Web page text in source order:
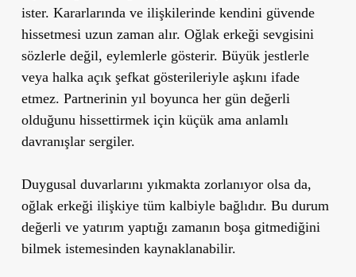
ister. Kararlarında ve ilişkilerinde kendini güvende
hissetmesi uzun zaman alır. Oğlak erkeği sevgisini
sözlerle değil, eylemlerle gösterir. Büyük jestlerle
veya halka açık şefkat gösterileriyle aşkını ifade
etmez. Partnerinin yıl boyunca her gün değerli
olduğunu hissettirmek için küçük ama anlamlı
davranışlar sergiler.
Duygusal duvarlarını yıkmakta zorlanıyor olsa da,
oğlak erkeği ilişkiye tüm kalbiyle bağlıdır. Bu durum
değerli ve yatırım yaptığı zamanın boşa gitmediğini
bilmek istemesinden kaynaklanabilir.